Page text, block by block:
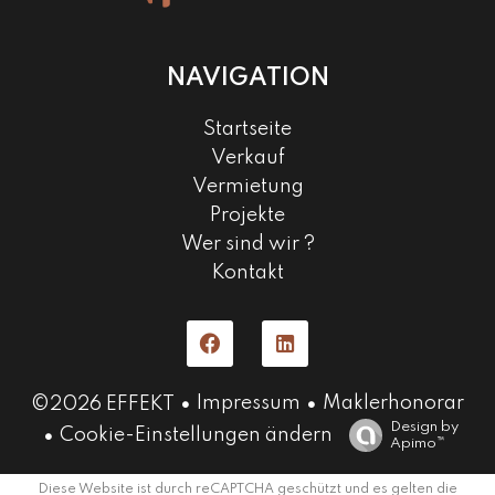
NAVIGATION
Startseite
Verkauf
Vermietung
Projekte
Wer sind wir ?
Kontakt
©2026 EFFEKT Impressum
Maklerhonorar
Cookie-Einstellungen ändern
Design by
Apimo™
Diese Website ist durch reCAPTCHA geschützt und es gelten die